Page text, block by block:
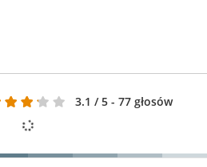
3.1 / 5 - 77 głosów